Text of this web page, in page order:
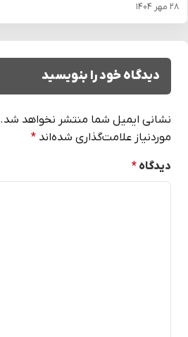
۲۸ مهر ۱۴۰۴
دیدگاه خود را بنویسید
نشانی ایمیل شما منتشر نخواهد شد.
موردنیاز علامت‌گذاری شده‌اند *
دیدگاه *